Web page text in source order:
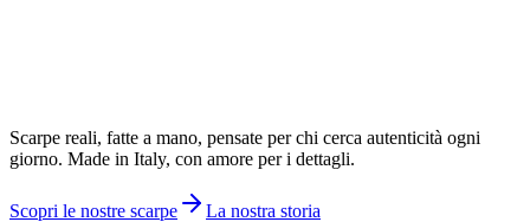
Scarpe reali, fatte a mano, pensate per chi cerca autenticità ogni
giorno. Made in Italy, con amore per i dettagli.
Scopri le nostre scarpe La nostra storia